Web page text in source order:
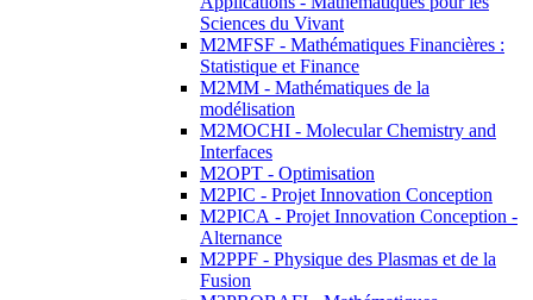
Sciences du Vivant
M2MFSF - Mathématiques Financières :
Statistique et Finance
M2MM - Mathématiques de la
modélisation
M2MOCHI - Molecular Chemistry and
Interfaces
M2OPT - Optimisation
M2PIC - Projet Innovation Conception
M2PICA - Projet Innovation Conception -
Alternance
M2PPF - Physique des Plasmas et de la
Fusion